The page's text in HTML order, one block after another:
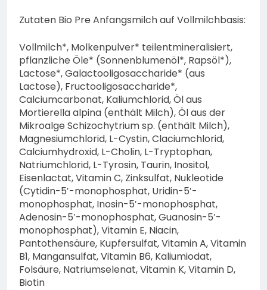
Zutaten Bio Pre Anfangsmilch auf Vollmilchbasis:
Vollmilch*, Molkenpulver* teilentmineralisiert,
pflanzliche Öle* (Sonnenblumenöl*, Rapsöl*),
Lactose*, Galactooligosaccharide* (aus
Lactose), Fructooligosaccharide*,
Calciumcarbonat, Kaliumchlorid, Öl aus
Mortierella alpina (enthält Milch), Öl aus der
Mikroalge Schizochytrium sp. (enthält Milch),
Magnesiumchlorid, L-Cystin, Claciumchlorid,
Calciumhydroxid, L-Cholin, L-Tryptophan,
Natriumchlorid, L-Tyrosin, Taurin, Inositol,
Eisenlactat, Vitamin C, Zinksulfat, Nukleotide
(Cytidin-5′-monophosphat, Uridin-5′-
monophosphat, Inosin-5′-monophosphat,
Adenosin-5′-monophosphat, Guanosin-5′-
monophosphat), Vitamin E, Niacin,
Pantothensäure, Kupfersulfat, Vitamin A, Vitamin
B1, Mangansulfat, Vitamin B6, Kaliumiodat,
Folsäure, Natriumselenat, Vitamin K, Vitamin D,
Biotin